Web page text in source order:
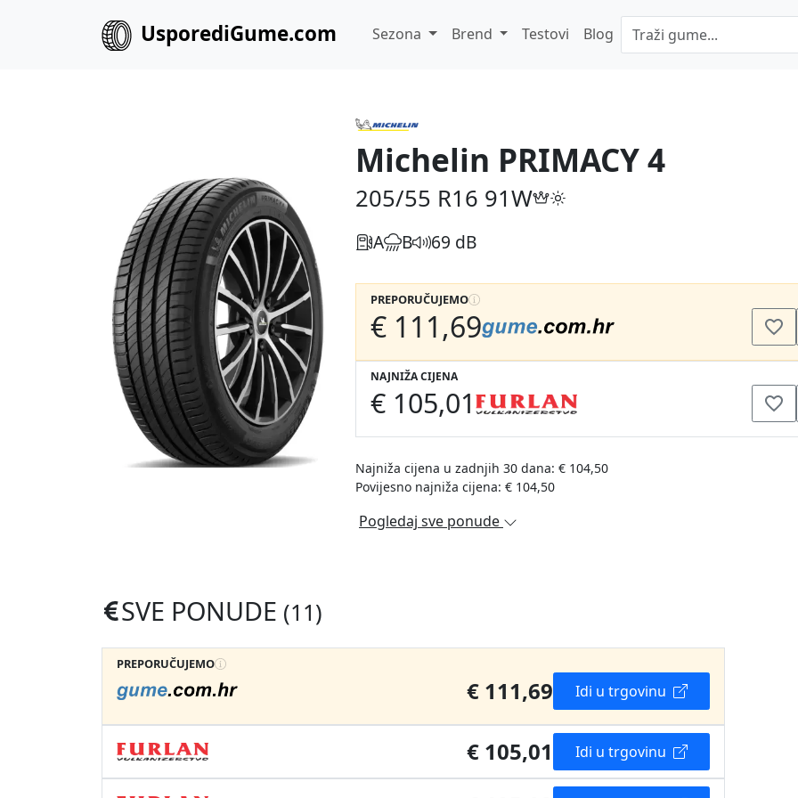
UsporediGume.com Sezona Brend Testovi Blog
Michelin PRIMACY 4
205/55 R16 91W
A B 69 dB
PREPORUČUJEMO
€ 111,69
NAJNIŽA CIJENA
€ 105,01
Najniža cijena u zadnjih 30 dana: € 104,50
Povijesno najniža cijena: € 104,50
Pogledaj sve ponude
SVE PONUDE (11)
PREPORUČUJEMO
€ 111,69 Idi u trgovinu
€ 105,01 Idi u trgovinu